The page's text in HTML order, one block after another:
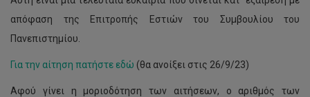
απόφαση της Επιτροπής Εστιών του Συμβουλίου του
Πανεπιστημίου.
Για την αίτηση πατήστε εδώ (θα ανοίξει στις 26/9/23)
Αφού γίνει η μοριοδότηση των αιτήσεων, ο αριθμός των